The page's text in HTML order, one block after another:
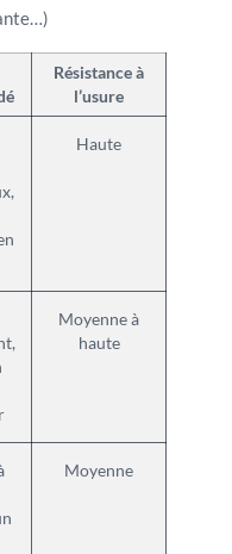
Résistance à
l’usure
Haute
Moyenne à
haute
Moyenne